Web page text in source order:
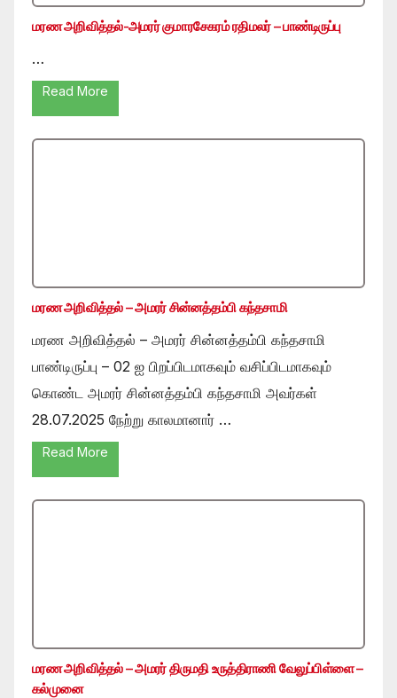
மரண அறிவித்தல்-அமரர் குமாரசேகரம் ரதிமலர் – பாண்டிருப்பு
…
Read More
மரண அறிவித்தல் – அமரர் சின்னத்தம்பி கந்தசாமி
மரண அறிவித்தல் – அமரர் சின்னத்தம்பி கந்தசாமி
பாண்டிருப்பு – 02 ஐ பிறப்பிடமாகவும் வசிப்பிடமாகவும்
கொண்ட அமரர் சின்னத்தம்பி கந்தசாமி அவர்கள்
28.07.2025 நேற்று காலமானார் …
Read More
மரண அறிவித்தல் – அமரர் திருமதி உருத்திராணி வேலுப்பிள்ளை –
கல்முனை